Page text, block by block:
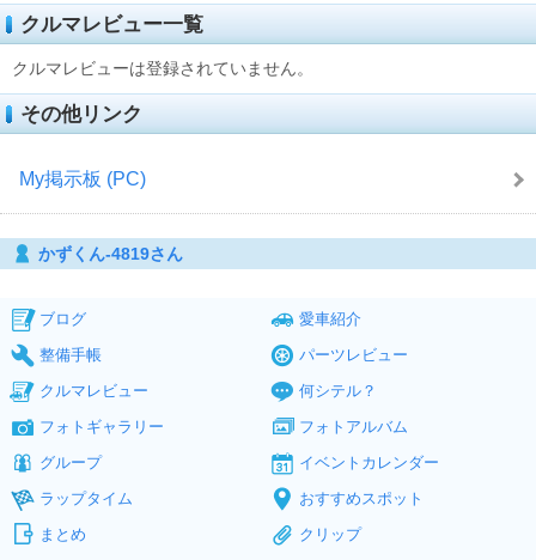
クルマレビュー一覧
クルマレビューは登録されていません。
その他リンク
My掲示板 (PC)
かずくん-4819さん
ブログ
愛車紹介
整備手帳
パーツレビュー
クルマレビュー
何シテル？
フォトギャラリー
フォトアルバム
グループ
イベントカレンダー
ラップタイム
おすすめスポット
まとめ
クリップ